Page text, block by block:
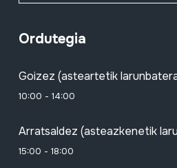
Ordutegia
Goizez (asteartetik
10:00 - 14:00
Arratsaldez (asteazkenetik
15:00 - 18:00